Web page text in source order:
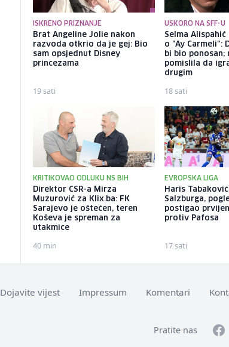
ISKRENO PRIZNANJE
Brat Angeline Jolie nakon
razvoda otkrio da je gej: Bio
sam opsjednut Disney
princezama
19 sati
USKORO NA SFF-U
Selma
o "Ay Carmeli":
bi bio ponosan;
pomislila da
drugim
18 sati
KRITIKOVAO ODLUKU NS BIH
Direktor CSR-a Mirza
Muzurović za Klix.ba: FK
Sarajevo je oštećen, teren
Koševa je spreman za
utakmice
40 min
EVROPSKA LIGA
Haris
Salzburga,
postigao
protiv Pafosa
17 sati
Dojavite vijest Impressum Komentari
Pratite nas